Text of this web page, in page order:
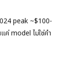
peak ~$100-
ค่ model ไม่ใช่คำ